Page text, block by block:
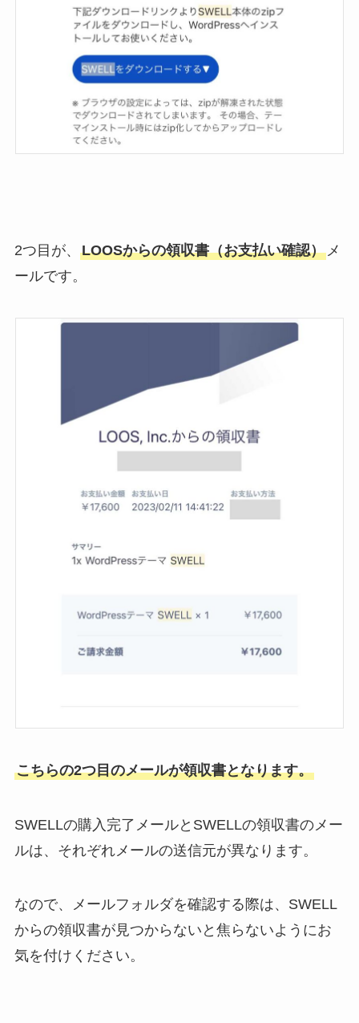
2つ目が、 LOOSからの領収書（お支払い確認）メ
ールです。
こちらの2つ目のメールが領収書となります。
SWELLの購入完了メールとSWELLの領収書のメー
ルは、それぞれメールの送信元が異なります。
なので、メールフォルダを確認する際は、SWELL
からの領収書が見つからないと焦らないようにお
気を付けください。